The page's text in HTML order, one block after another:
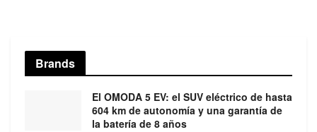
Brands
El OMODA 5 EV: el SUV eléctrico de hasta
604 km de autonomía y una garantía de
la batería de 8 años